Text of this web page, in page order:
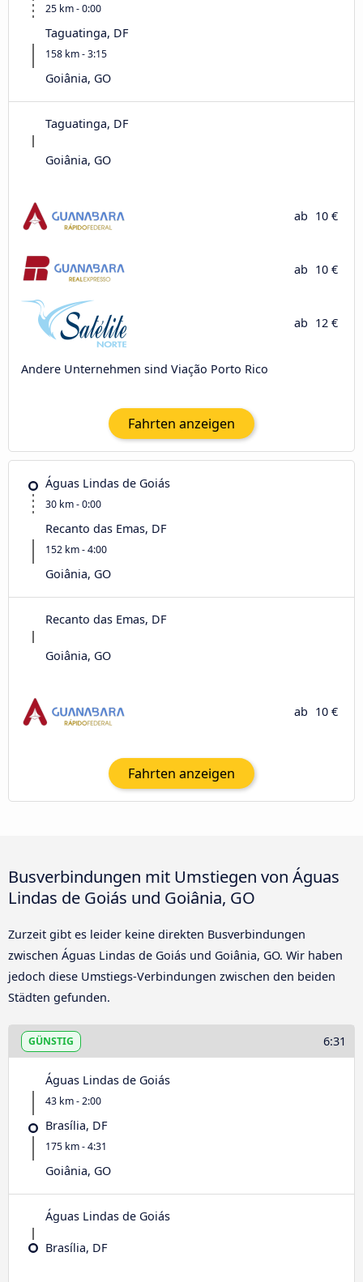
25 km - 0:00
Taguatinga, DF
158 km - 3:15
Goiânia, GO
Taguatinga, DF
Goiânia, GO
ab 10 €
ab 10 €
ab 12 €
Andere Unternehmen sind Viação Porto Rico
Fahrten anzeigen
Águas Lindas de Goiás
30 km - 0:00
Recanto das Emas, DF
152 km - 4:00
Goiânia, GO
Recanto das Emas, DF
Goiânia, GO
ab 10 €
Fahrten anzeigen
Busverbindungen mit Umstiegen von Águas
Lindas de Goiás und Goiânia, GO
Zurzeit gibt es leider keine direkten Busverbindungen
zwischen Águas Lindas de Goiás und Goiânia, GO. Wir haben
jedoch diese Umstiegs-Verbindungen zwischen den beiden
Städten gefunden.
GÜNSTIG 6:31
Águas Lindas de Goiás
43 km - 2:00
Brasília, DF
175 km - 4:31
Goiânia, GO
Águas Lindas de Goiás
Brasília, DF